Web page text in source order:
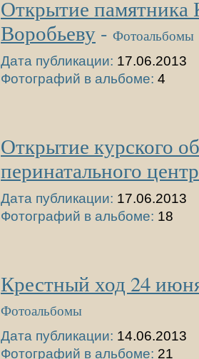
Открытие памятника
Воробьеву - Фотоальбомы
Дата публикации: 17.06.2013
Фотографий в альбоме: 4
Открытие курского
перинатального
Дата публикации: 17.06.2013
Фотографий в альбоме: 18
Крестный ход 24
Фотоальбомы
Дата публикации: 14.06.2013
Фотографий в альбоме: 21